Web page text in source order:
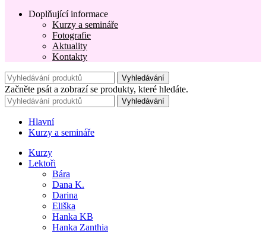
Doplňující informace
Kurzy a semináře
Fotografie
Aktuality
Kontakty
Vyhledávání
Začněte psát a zobrazí se produkty, které hledáte.
Vyhledávání
Hlavní
Kurzy a semináře
Kurzy
Lektoři
Bára
Dana K.
Darina
Eliška
Hanka KB
Hanka Zanthia